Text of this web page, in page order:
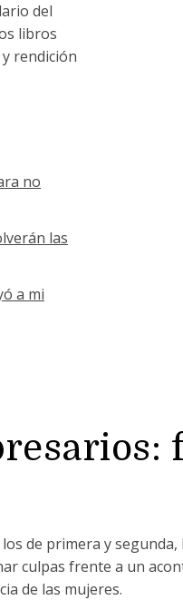
del
libros
rendición
no
las
a mi
de primera y
culpas frente a un
de las mujeres.